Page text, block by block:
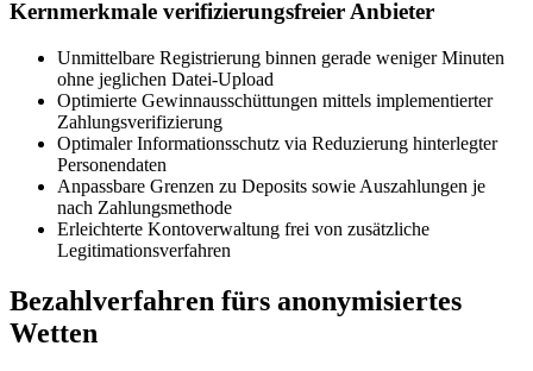
Kernmerkmale verifizierungsfreier Anbieter
Unmittelbare Registrierung binnen gerade weniger Minuten
ohne jeglichen Datei-Upload
Optimierte Gewinnausschüttungen mittels implementierter
Zahlungsverifizierung
Optimaler Informationsschutz via Reduzierung hinterlegter
Personendaten
Anpassbare Grenzen zu Deposits sowie Auszahlungen je
nach Zahlungsmethode
Erleichterte Kontoverwaltung frei von zusätzliche
Legitimationsverfahren
Bezahlverfahren fürs anonymisiertes
Wetten